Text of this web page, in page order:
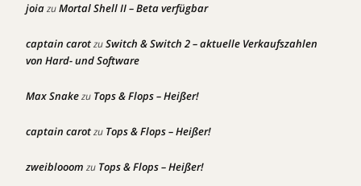
joiazuMortal Shell II – Beta verfügbar
captain carotzuSwitch & Switch 2 – aktuelle Verkaufszahlen
von Hard- und Software
Max Snakezu Tops & Flops – Heißer!
captain carotzu Tops & Flops – Heißer!
zweiblooom zu Tops & Flops – Heißer!